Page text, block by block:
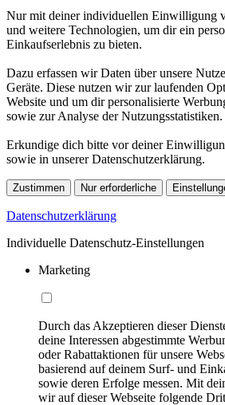
Nur mit deiner individuellen Einwilligung
und weitere Technologien, um dir ein
Einkaufserlebnis zu bieten.
Dazu erfassen wir Daten über unsere
Geräte. Diese nutzen wir zur laufenden
Website und um dir personalisierte
sowie zur Analyse der Nutzungsstatistiken.
Erkundige dich bitte vor deiner
sowie in unserer Datenschutzerklärung.
Zustimmen Nur erforderliche
Datenschutzerklärung
Individuelle Datenschutz-Einstellungen
Marketing
Durch das Akzeptieren dieser
deine Interessen abgestimmte
oder Rabattaktionen für unsere
basierend auf deinem Surf- und
sowie deren Erfolge messen. Mit
wir auf dieser Webseite folgende